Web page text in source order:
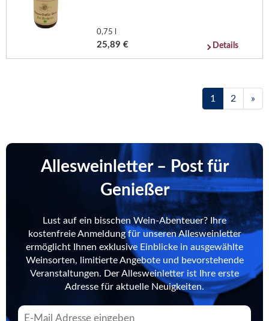
0,75 l
25,89 € Details
1 2 »
Allesweinletter – Post für
Genießer
Lust auf ein bisschen Wein-Abenteuer? Ihre
kostenfreie Anmeldung für unseren Allesweinletter
ermöglicht Ihnen exklusive Einblicke in ausgewählte
Weinsorten, limitierte Angebote und bevorstehende
Veranstaltungen. Der Allesweinletter ist Ihre erste
Adresse für aktuelle Neuigkeiten.